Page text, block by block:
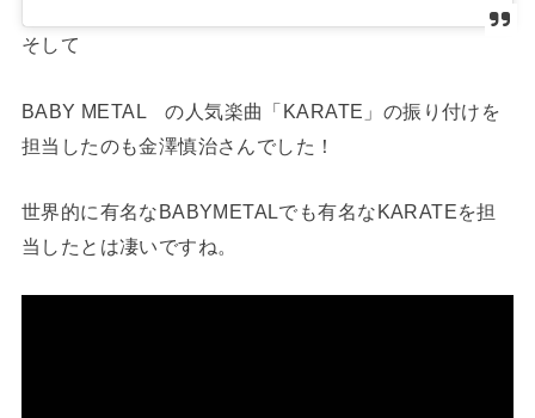
そして
BABY METAL の人気楽曲「KARATE」の振り付けを
担当したのも金澤慎治さんでした！
世界的に有名なBABYMETALでも有名なKARATEを担
当したとは凄いですね。